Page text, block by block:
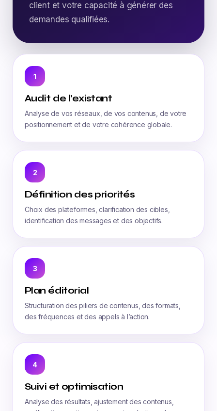
client et votre capacité à générer des
demandes qualifiées.
1
Audit de l’existant
Analyse de vos réseaux, de vos contenus, de votre
positionnement et de votre cohérence globale.
2
Définition des priorités
Choix des plateformes, clarification des cibles,
identification des messages et des objectifs.
3
Plan éditorial
Structuration des piliers de contenus, des formats,
des fréquences et des appels à l’action.
4
Suivi et optimisation
Analyse des résultats, ajustement des contenus,